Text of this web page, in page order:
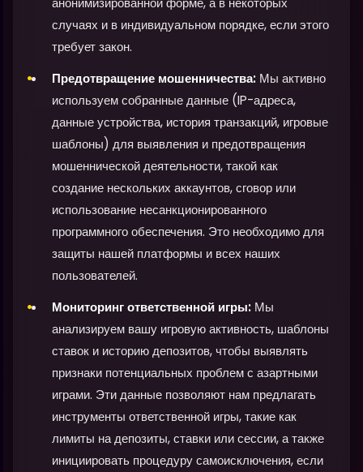
случаях и в индивидуальном порядке, если этого
требует закон.
Предотвращение мошенничества: Мы активно
используем собранные данные (IP-адреса,
данные устройства, история транзакций, игровые
шаблоны) для выявления и предотвращения
мошеннической деятельности, такой как
создание нескольких аккаунтов, сговор или
использование несанкционированного
программного обеспечения. Это необходимо для
защиты нашей платформы и всех наших
пользователей.
Мониторинг ответственной игры: Мы
анализируем вашу игровую активность, шаблоны
ставок и историю депозитов, чтобы выявлять
признаки потенциальных проблем с азартными
играми. Эти данные позволяют нам предлагать
инструменты ответственной игры, такие как
лимиты на депозиты, ставки или сессии, а также
инициировать процедуру самоисключения, если